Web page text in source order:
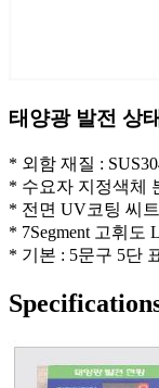
태양광 발전 상
* 외함 재질 :
* 수요자 지정색체
* 전면 UV코팅 씨
* 7Segment 고휘도
* 기본 : 5문구 5단